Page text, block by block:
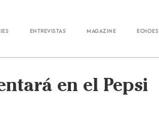
Entrevistas Magazine Echoes
en el Pepsi